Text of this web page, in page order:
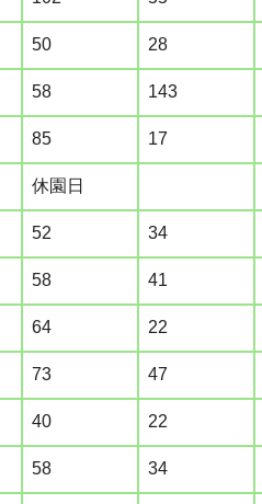
50 28
58 143
85 17
休園日
52 34
58 41
64 22
73 47
40 22
58 34